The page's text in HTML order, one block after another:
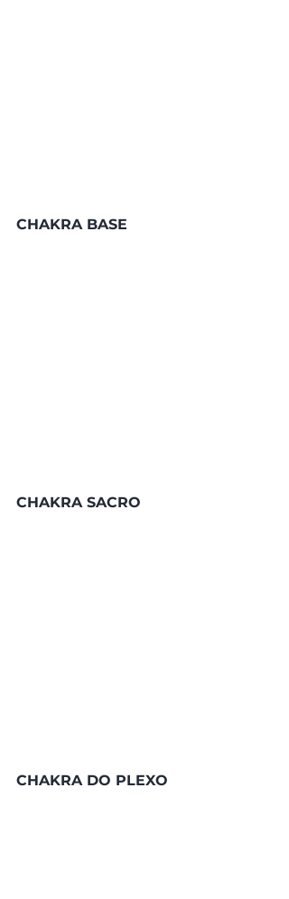
CHAKRA BASE
CHAKRA SACRO
CHAKRA DO PLEXO